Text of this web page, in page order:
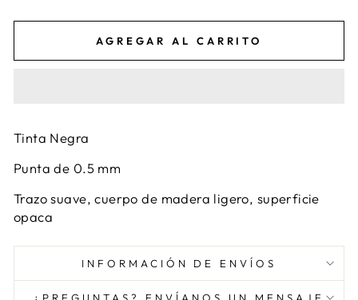
AGREGAR AL CARRITO
Tinta Negra
Punta de 0.5 mm
Trazo suave, cuerpo de madera ligero, superficie
opaca
INFORMACIÓN DE ENVÍOS
¿PREGUNTAS? ENVÍANOS UN MENSAJE